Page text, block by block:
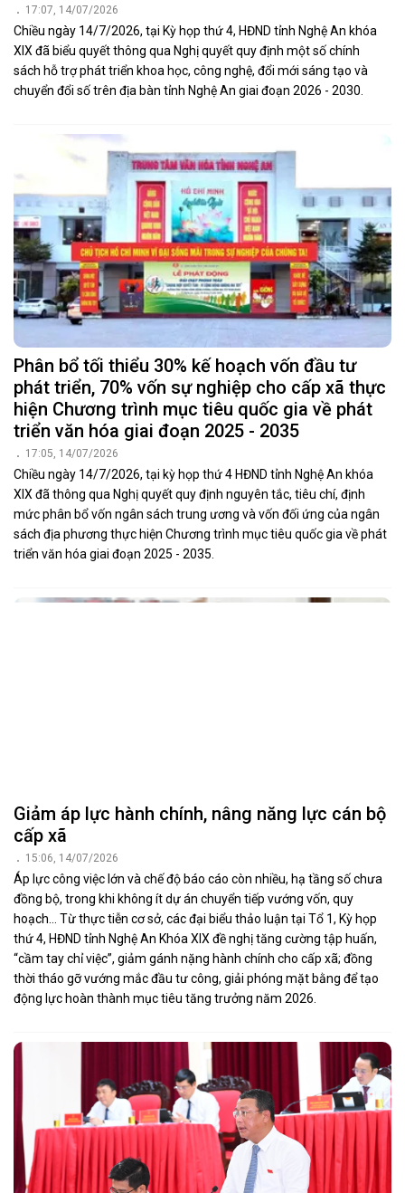
17:07, 14/07/2026
Chiều ngày 14/7/2026, tại Kỳ họp thứ 4, HĐND tỉnh Nghệ An khóa
XIX đã biểu quyết thông qua Nghị quyết quy định một số chính
sách hỗ trợ phát triển khoa học, công nghệ, đổi mới sáng tạo và
chuyển đổi số trên địa bàn tỉnh Nghệ An giai đoạn 2026 - 2030.
Phân bổ tối thiểu 30% kế hoạch vốn đầu tư
phát triển, 70% vốn sự nghiệp cho cấp xã thực
hiện Chương trình mục tiêu quốc gia về phát
triển văn hóa giai đoạn 2025 - 2035
17:05, 14/07/2026
Chiều ngày 14/7/2026, tại kỳ họp thứ 4 HĐND tỉnh Nghệ An khóa
XIX đã thông qua Nghị quyết quy định nguyên tắc, tiêu chí, định
mức phân bổ vốn ngân sách trung ương và vốn đối ứng của ngân
sách địa phương thực hiện Chương trình mục tiêu quốc gia về phát
triển văn hóa giai đoạn 2025 - 2035.
Giảm áp lực hành chính, nâng năng lực cán bộ
cấp xã
15:06, 14/07/2026
Áp lực công việc lớn và chế độ báo cáo còn nhiều, hạ tầng số chưa
đồng bộ, trong khi không ít dự án chuyển tiếp vướng vốn, quy
hoạch… Từ thực tiễn cơ sở, các đại biểu thảo luận tại Tổ 1, Kỳ họp
thứ 4, HĐND tỉnh Nghệ An Khóa XIX đề nghị tăng cường tập huấn,
“cầm tay chỉ việc”, giảm gánh nặng hành chính cho cấp xã; đồng
thời tháo gỡ vướng mắc đầu tư công, giải phóng mặt bằng để tạo
động lực hoàn thành mục tiêu tăng trưởng năm 2026.